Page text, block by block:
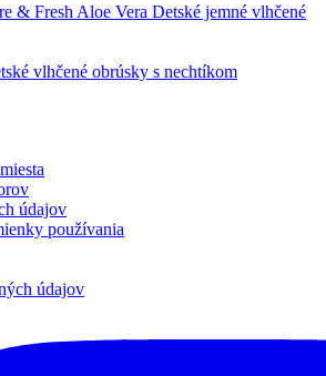
& Fresh Aloe Vera Detské jemné vlhčené
vlhčené obrúsky s nechtíkom
údajov
používania
údajov